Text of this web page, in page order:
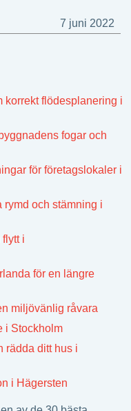
7 juni 2022
korrekt flödesplanering i
fogar och
för företagslokaler i
rymd och stämning i
i
för en längre
miljövänlig råvara
i Stockholm
rädda ditt hus i
i Hägersten